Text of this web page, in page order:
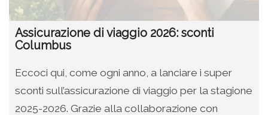
Assicurazione di viaggio 2026: sconti
Columbus
Eccoci qui, come ogni anno, a lanciare i super
sconti sull’assicurazione di viaggio per la stagione
2025-2026. Grazie alla collaborazione con